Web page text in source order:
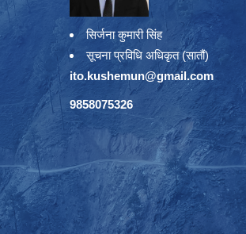
सिर्जना कुमारी सिंह
सूचना प्रविधि अधिकृत (सातौं)
ito.kushemun@gmail.com
9858075326